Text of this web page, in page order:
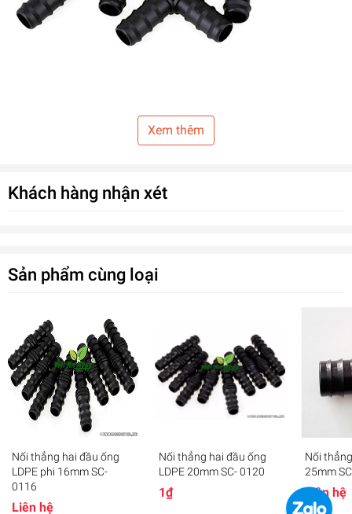
Dùng trong việc chia nhánh 2 cho ống LDPE 20, PE 20 trong hệ
Màu sắc: Đen
Ứng dụng:
Dùng trong khu vực dây dẫn PE20 chạy cong trong hệ
thống tưới
và dẫn nước sinh hoạt.
Xem thêm
Khách hàng nhận xét
Sản phẩm cùng loại
Nối thẳng hai đầu ống
LDPE phi 16mm SC-
0116
Liên hệ
Nối thẳng hai đầu ống
LDPE 20mm SC- 0120
1₫
Nối
25mm
Liên hệ
Co, cút 20mm dùng cho ống LDPE EC-0120